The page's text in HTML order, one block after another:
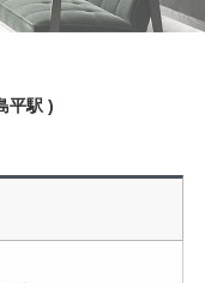
平駅 )